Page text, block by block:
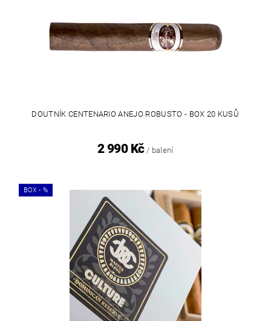
DOUTNÍK CENTENARIO ANEJO ROBUSTO - BOX 20 KUSŮ
2 990 Kč / balení
BOX - %